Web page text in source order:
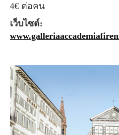
4€ ต่อคน
เว็บไซต์: